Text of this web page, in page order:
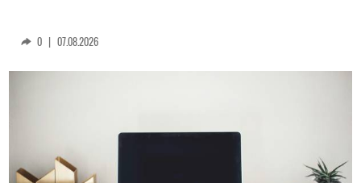
0 | 07.08.2026